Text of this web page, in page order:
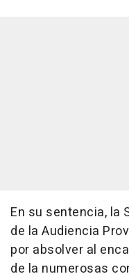
En su sentencia, la
de la Audiencia
por absolver al
de la numerosas